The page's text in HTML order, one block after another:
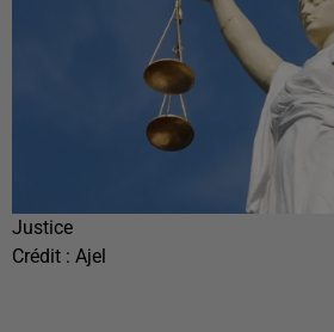
Justice
Crédit : Ajel